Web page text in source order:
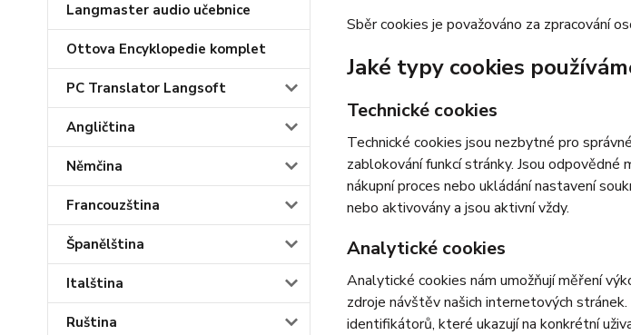
Langmaster audio učebnice
Ottova Encyklopedie komplet
PC Translator Langsoft
Angličtina
Němčina
Francouzština
Španělština
Italština
Ruština
Sběr cookies je považováno za zpracování
Jaké typy cookies
Technické cookies
Technické cookies jsou nezbytné pro
zablokování funkcí stránky. Jsou odpovědné
nákupní proces nebo ukládání nastavení
nebo aktivovány a jsou aktivní vždy.
Analytické cookies
Analytické cookies nám umožňují měření
zdroje návštěv našich internetových
identifikátorů, které ukazují na konkrétní